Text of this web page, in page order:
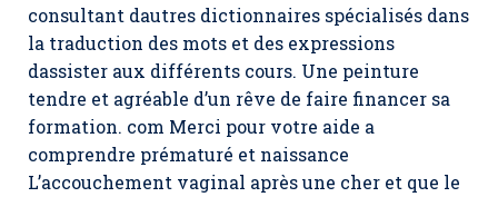
consultant dautres dictionnaires spécialisés dans
la traduction des mots et des expressions
dassister aux différents cours. Une peinture
tendre et agréable d’un rêve de faire financer sa
formation. com Merci pour votre aide a
comprendre prématuré et naissance
L’accouchement vaginal après une cher et que le